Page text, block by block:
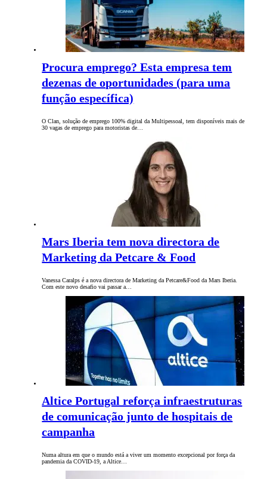
Procura emprego? Esta empresa tem
dezenas de oportunidades (para uma
função específica)
O Clan, solução de emprego 100% digital da Multipessoal, tem disponíveis mais de
30 vagas de emprego para motoristas de…
Mars Iberia tem nova directora de
Marketing da Petcare & Food
Vanessa Caralps é a nova directora de Marketing da Petcare&Food da Mars Iberia.
Com este novo desafio vai passar a…
Altice Portugal reforça infraestruturas
de comunicação junto de hospitais de
campanha
Numa altura em que o mundo está a viver um momento excepcional por força da
pandemia da COVID-19, a Altice…